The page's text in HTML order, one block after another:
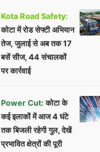
Kota Road Safety:
कोटा में रोड सेफ्टी अभियान
तेज, जुलाई से अब तक 17
बसें सीज, 44 संचालकों
पर कार्रवाई
Power Cut: कोटा के
कई इलाकों में आज 4 घंटे
तक बिजली रहेगी गुल, देखें
प्रभावित क्षेत्रों की पूरी